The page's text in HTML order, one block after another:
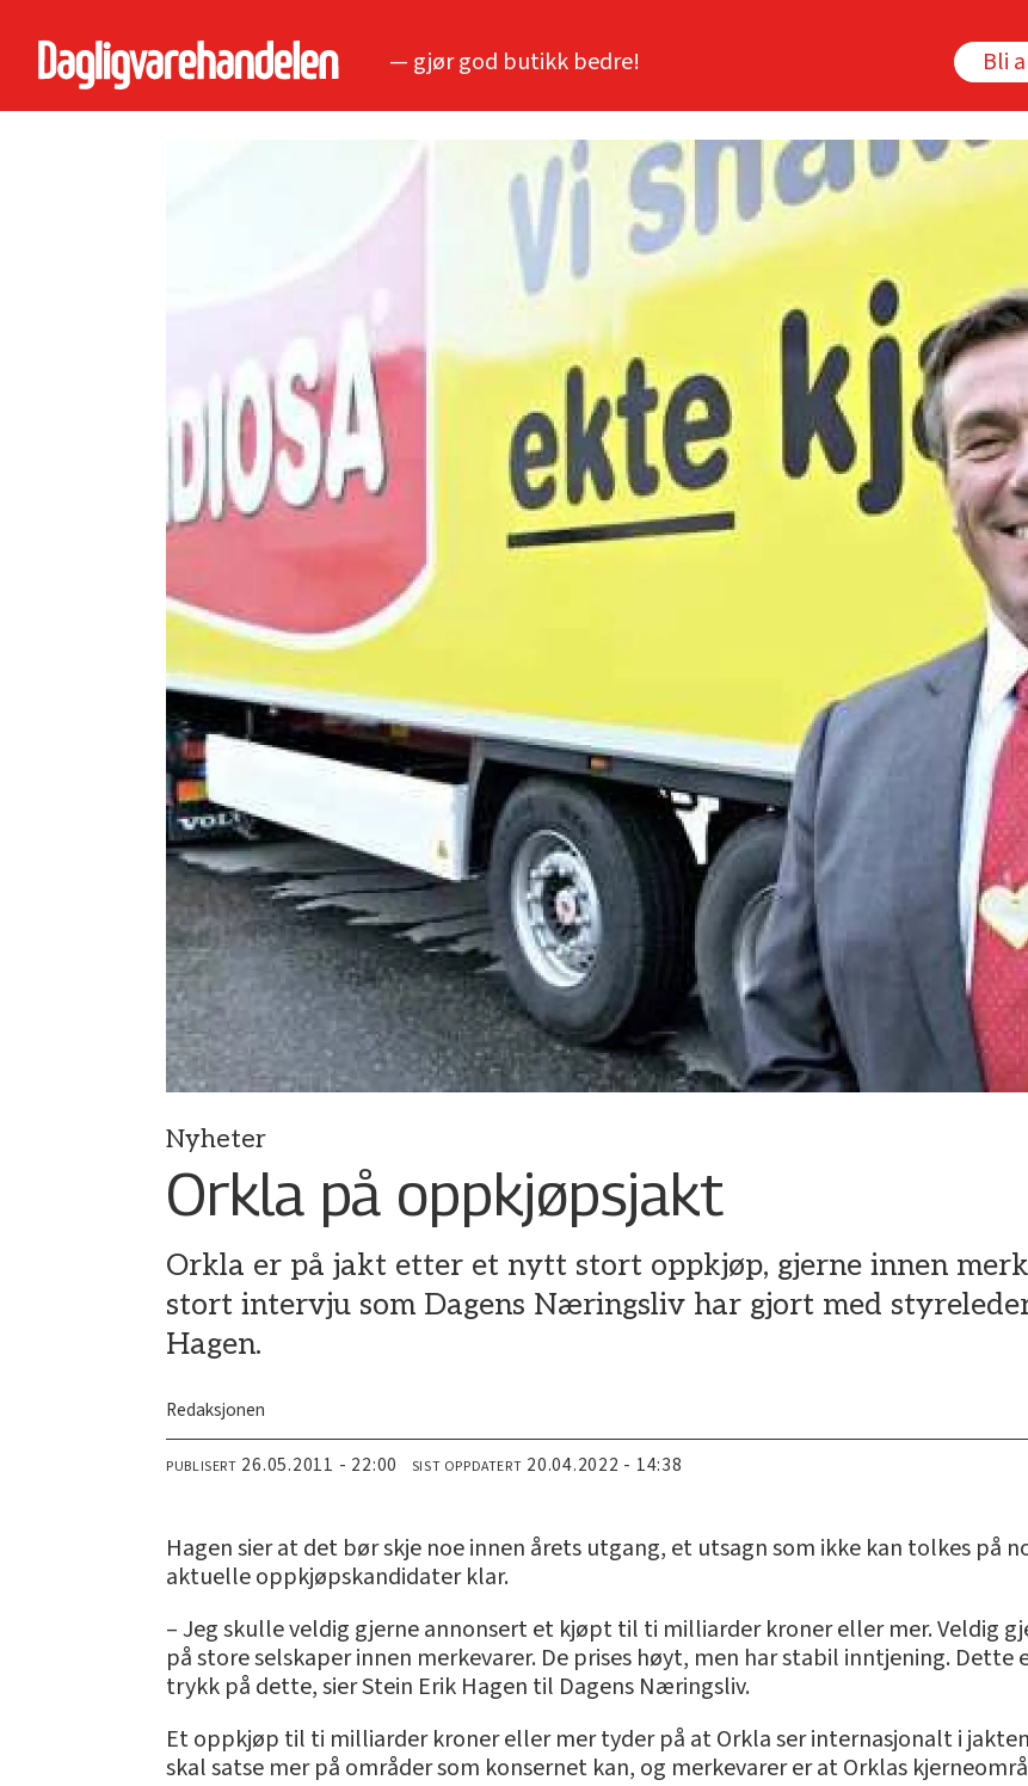
— gjør god butikk bedre! Bli
Nyheter
Orkla på oppkjøpsjakt
Orkla er på jakt etter et nytt stort oppkjøp, gjerne innen
stort intervju som Dagens Næringsliv har gjort med
Hagen.
Redaksjonen
PUBLISERT 26.05.2011 - 22:00 SIST OPPDATERT 20.04.2022 - 14:38
Hagen sier at det bør skje noe innen årets utgang, et utsagn som ikke kan tolkes på
aktuelle oppkjøpskandidater klar.
– Jeg skulle veldig gjerne annonsert et kjøpt til ti milliarder kroner eller mer. Veldig
på store selskaper innen merkevarer. De prises høyt, men har stabil inntjening.
trykk på dette, sier Stein Erik Hagen til Dagens Næringsliv.
Et oppkjøp til ti milliarder kroner eller mer tyder på at Orkla ser internasjonalt i
skal satse mer på områder som konsernet kan, og merkevarer er at Orklas